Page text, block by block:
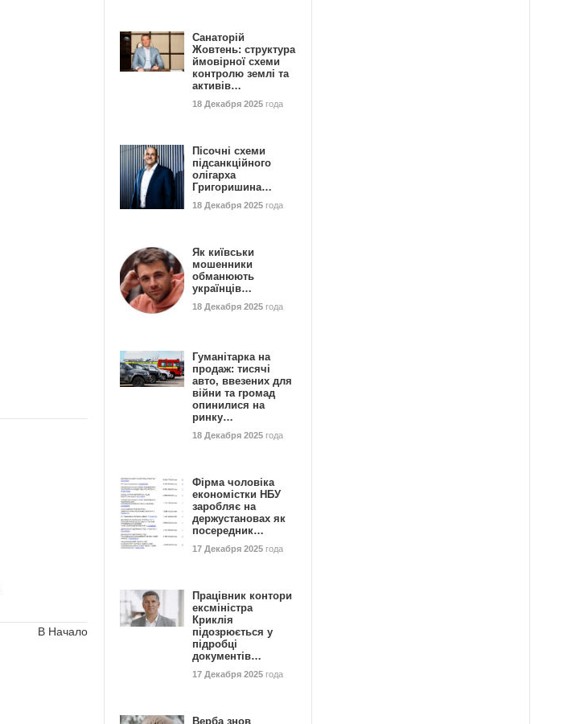
В Начало
Санаторій
Жовтень: структура
ймовірної схеми
контролю землі та
активів…
18 Декабря 2025 года
Пісочні схеми
підсанкційного
олігарха
Григоришина…
18 Декабря 2025 года
Як київськи
мошенники
обманюють
українців…
18 Декабря 2025 года
Гуманітарка на
продаж: тисячі
авто, ввезених для
війни та громад
опинилися на
ринку…
18 Декабря 2025 года
Фірма чоловіка
економістки НБУ
заробляє на
держустановах як
посередник…
17 Декабря 2025 года
Працівник контори
ексміністра
Криклія
підозрюється у
підробці
документів…
17 Декабря 2025 года
Верба знов